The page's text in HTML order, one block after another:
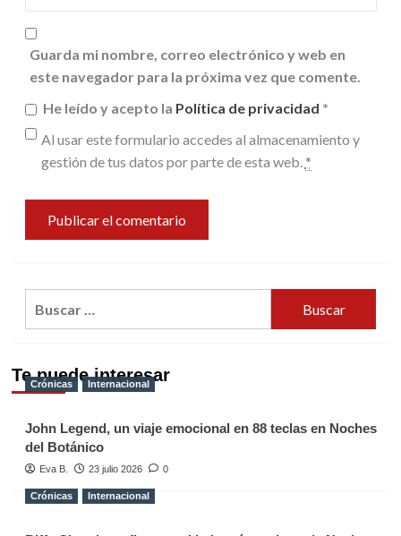
Guarda mi nombre, correo electrónico y web en
este navegador para la próxima vez que comente.
He leído y acepto la Política de privacidad *
Al usar este formulario accedes al almacenamiento y
gestión de tus datos por parte de esta web. *
Te puede interesar
Crónicas Internacional
John Legend, un viaje emocional en 88 teclas en Noches
del Botánico
Eva B. 23 julio 2026 0
Crónicas Internacional